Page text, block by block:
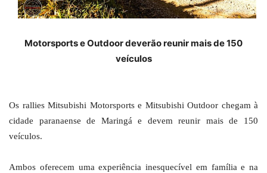
Motorsports e Outdoor deverão reunir mais de 150
veículos
Os rallies Mitsubishi Motorsports e Mitsubishi Outdoor chegam à
cidade paranaense de Maringá e devem reunir mais de 150
veículos.
Ambos oferecem uma experiência inesquecível em família e na